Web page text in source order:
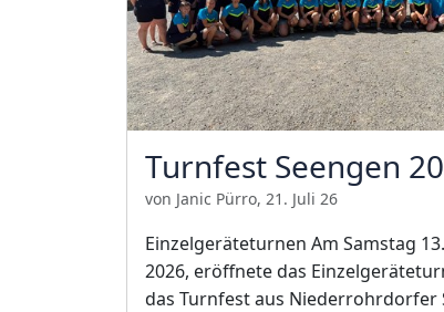
Turnfest Seengen
von Janic Pürro, 21. Juli 26
Einzelgeräteturnen Am Samstag
2026, eröffnete das
das Turnfest aus Niederrohrdorfer